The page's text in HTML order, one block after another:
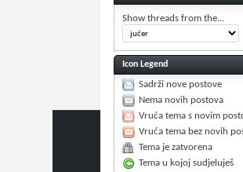
Show threads from the...
Icon Legend
Sadrži nove postove
Nema novih postova
Vruća tema s novim
Vruća tema bez novih
Tema je zatvorena
Tema u kojoj sudjeluješ